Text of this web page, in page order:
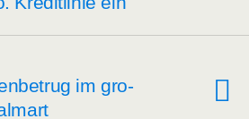
im gro­